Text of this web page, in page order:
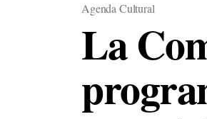
Agenda Cultural
La